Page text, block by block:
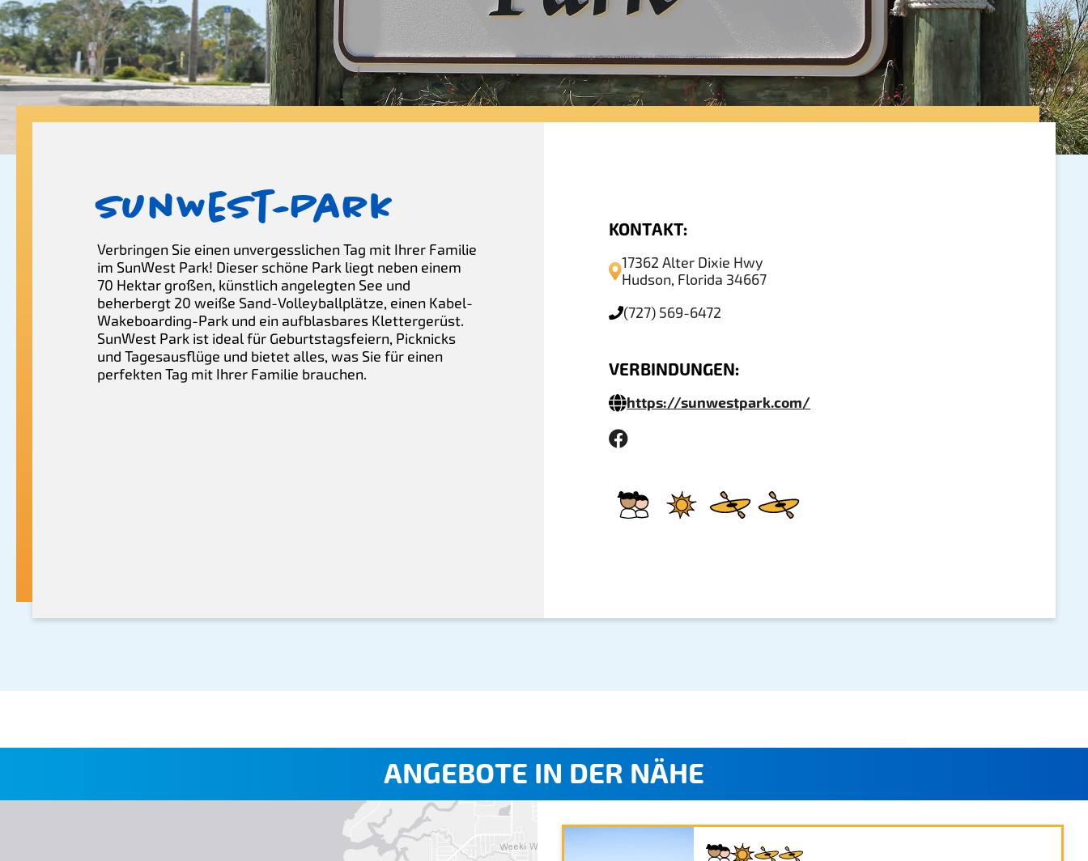
SunWest-Park
Verbringen Sie einen unvergesslichen Tag mit Ihrer Familie
im SunWest Park! Dieser schöne Park liegt neben einem
70 Hektar großen, künstlich angelegten See und
beherbergt 20 weiße Sand-Volleyballplätze, einen Kabel-
Wakeboarding-Park und ein aufblasbares Klettergerüst.
SunWest Park ist ideal für Geburtstagsfeiern, Picknicks
und Tagesausflüge und bietet alles, was Sie für einen
perfekten Tag mit Ihrer Familie brauchen.
KONTAKT:
17362 Alter Dixie Hwy
Hudson, Florida 34667
(727) 569-6472
VERBINDUNGEN:
https://sunwestpark.com/
ANGEBOTE IN DER NÄHE